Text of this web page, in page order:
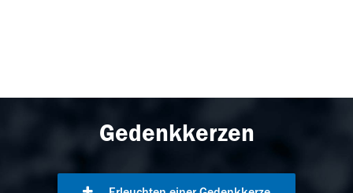
Gedenkkerzen